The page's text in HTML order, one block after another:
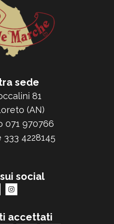
sede
81
(AN)
071 970766
4228145
social
accettati